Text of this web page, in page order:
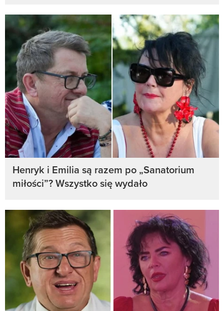
Henryk i Emilia są razem po „Sanatorium
miłości”? Wszystko się wydało